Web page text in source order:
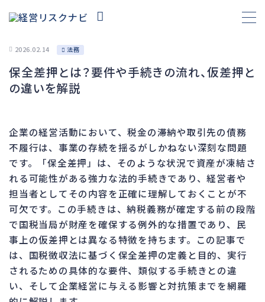
財務 695
資金繰り 193
資産売却 194
法務
差押・強制執行 231
法令違反・行政処分 318
訴訟・不正 279
損害賠償・知的財産 271
経営 157
再建準備 67
2026.02.14 法務
保全差押とは？要件や手続きの流れ、仮差押と
の違いを解説
企業の経営活動において、税金の滞納や取引先の債務
不履行は、事業の存続を揺るがしかねない深刻な問題
です。「保全差押」は、そのような状況で資産が凍結さ
れる可能性がある強力な法的手続きであり、経営者や
担当者としてその内容を正確に理解しておくことが不
可欠です。この手続きは、納税義務が確定する前の段階
で国税当局が財産を確保する例外的な措置であり、民
事上の仮差押とは異なる特徴を持ちます。この記事で
は、国税徴収法に基づく保全差押の定義と目的、実行
されるための具体的な要件、類似する手続きとの違
い、そして企業経営に与える影響と対抗策までを網羅